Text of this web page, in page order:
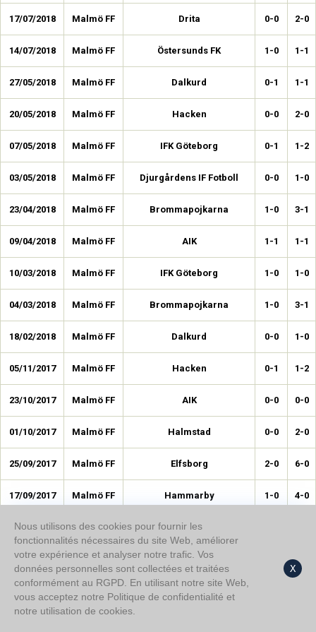
17/07/2018 Malmö FF Drita 0-0 2-0
14/07/2018 Malmö FF Östersunds FK 1-0 1-1
27/05/2018 Malmö FF Dalkurd 0-1 1-1
20/05/2018 Malmö FF Hacken 0-0 2-0
07/05/2018 Malmö FF IFK Göteborg 0-1 1-2
03/05/2018 Malmö FF Djurgårdens IF Fotboll 0-0 1-0
23/04/2018 Malmö FF Brommapojkarna 1-0 3-1
09/04/2018 Malmö FF AIK 1-1 1-1
10/03/2018 Malmö FF IFK Göteborg 1-0 1-0
04/03/2018 Malmö FF Brommapojkarna 1-0 3-1
18/02/2018 Malmö FF Dalkurd 0-0 1-0
05/11/2017 Malmö FF Hacken 0-1 1-2
23/10/2017 Malmö FF AIK 0-0 0-0
01/10/2017 Malmö FF Halmstad 0-0 2-0
25/09/2017 Malmö FF Elfsborg 2-0 6-0
17/09/2017 Malmö FF Hammarby 1-0 4-0
27/08/2017 Malmö FF IFK Göteborg
11/08/2017 Malmö FF Kalmar 6-0
Malmö FF Jönköpings Södra
Nous utilisons des cookies pour fournir les
fonctionnalités nécessaires du site Web, améliorer
votre expérience et analyser notre trafic. Vos
données personnelles sont collectées et traitées
conformément au RGPD. En utilisant notre site Web,
vous acceptez notre Politique de confidentialité et
notre utilisation de cookies.
X